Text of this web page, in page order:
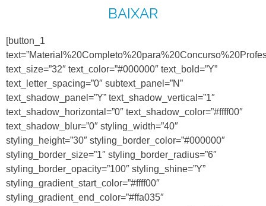
BAIXAR
[button_1
text_size=”32″ text_color=”#000000″ text_bold=”Y”
text_letter_spacing=”0″ subtext_panel=”N”
text_shadow_panel=”Y” text_shadow_vertical=”1″
text_shadow_horizontal=”0″ text_shadow_color=”#ffff00″
text_shadow_blur=”0″ styling_width=”40″
styling_height=”30″ styling_border_color=”#000000″
styling_border_size=”1″ styling_border_radius=”6″
styling_border_opacity=”100″ styling_shine=”Y”
styling_gradient_start_color=”#ffff00″
styling_gradient_end_color=”#ffa035″